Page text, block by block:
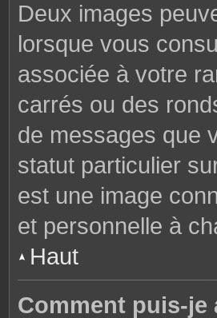
Deux images
lorsque vous
associée à votre
carrés ou des
de messages que
statut particulier
est une image
et personnelle à
Haut
Comment puis-je